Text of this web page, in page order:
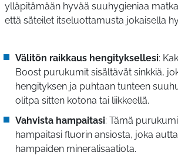
ylläpitämään hyvää suuhygieniaa
että säteilet itseluottamusta jokaisella
Välitön raikkaus hengityksellesi:
Boost purukumit sisältävät sinkkiä,
hengityksen ja puhtaan tunteen
olitpa sitten kotona tai liikkeellä.
Vahvista hampaitasi: Tämä
hampaitasi fluorin ansiosta, joka
hampaiden mineralisaatiota.